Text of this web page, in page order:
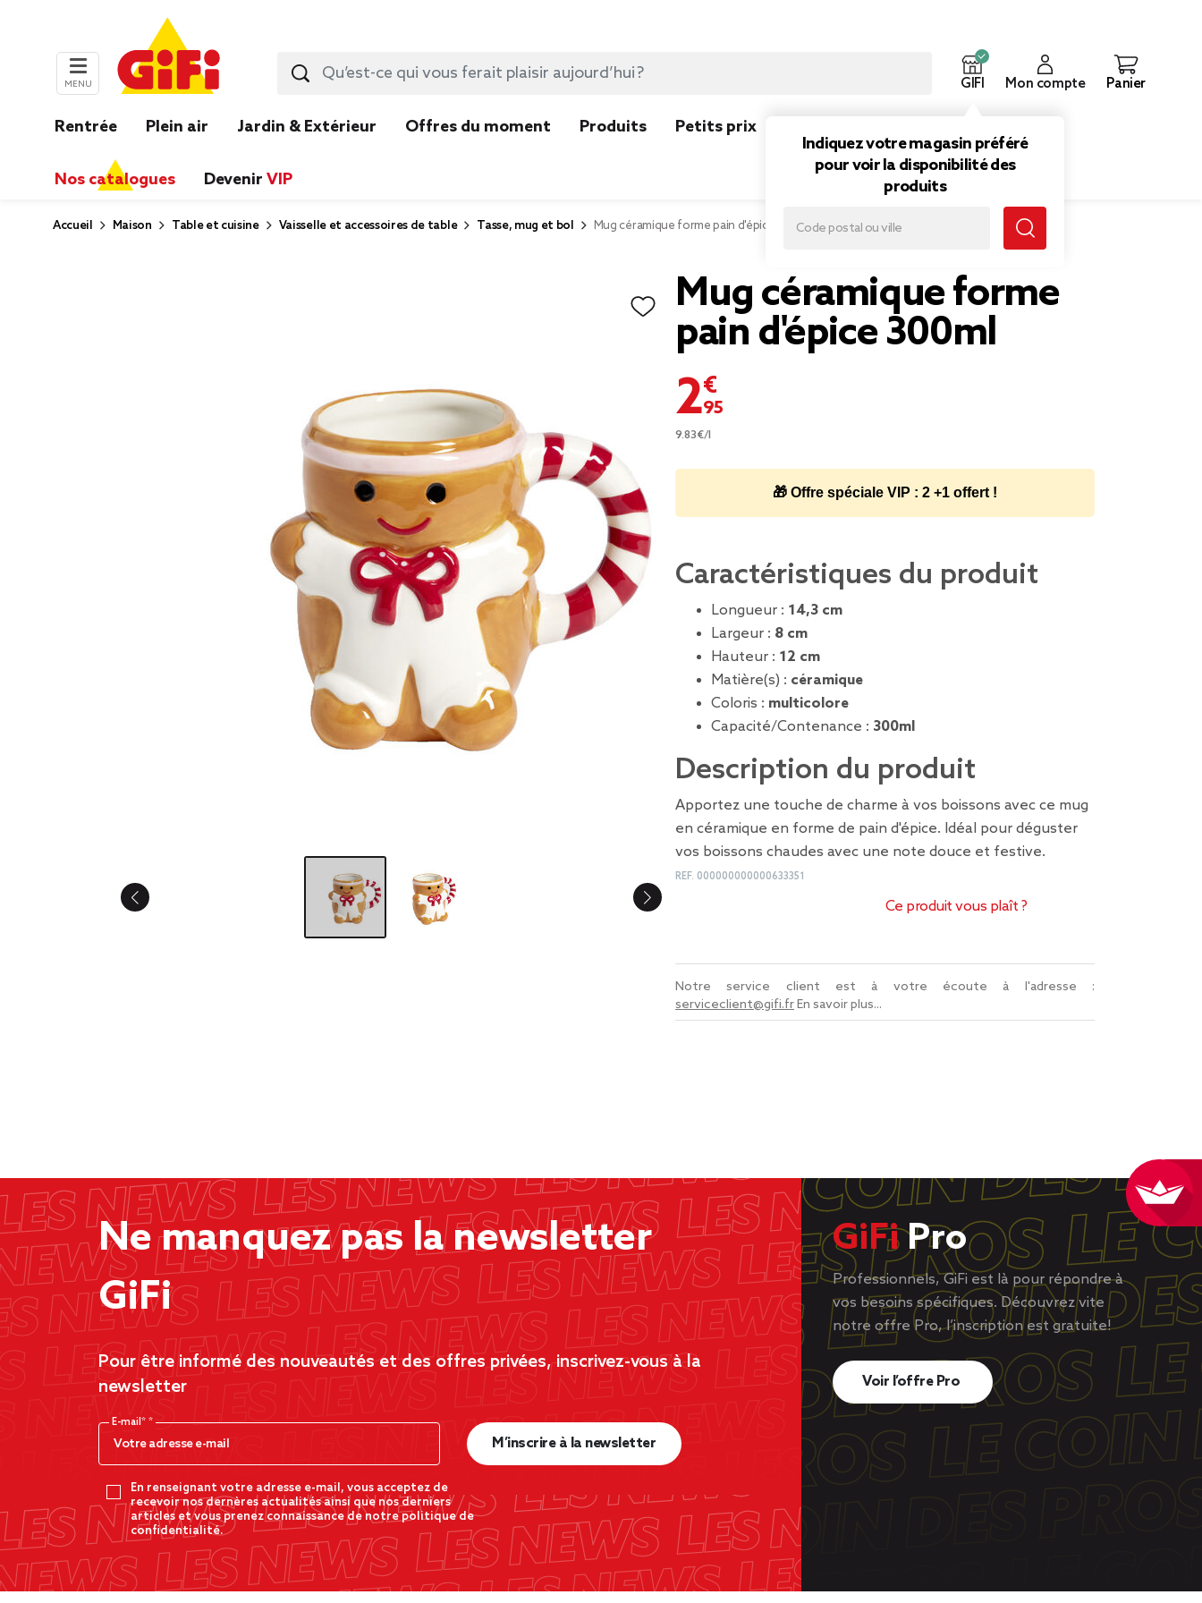
MENU GIFI
Indiquez votre magasin préféré
pour voir la disponibilité des
produits
Mon compte Panier
Rentrée Plein air Jardin & Extérieur Offres du moment Produits Petits prix
Nos catalogues Devenir VIP
Accueil Maison Table et cuisine Vaisselle et accessoires de table Tasse, mug et bol Mug céramique forme pain d'épice 300ml
Mug céramique forme
pain d'épice 300ml
2,95 €
9.83€/l
🎁 Offre spéciale VIP : 2 +1 offert !
Caractéristiques du produit
Longueur : 14,3 cm
Largeur : 8 cm
Hauteur : 12 cm
Matière(s) : céramique
Coloris : multicolore
Capacité/Contenance : 300ml
Description du produit
Apportez une touche de charme à vos boissons avec ce mug
en céramique en forme de pain d'épice. Idéal pour déguster
vos boissons chaudes avec une note douce et festive.
REF. 000000000000633351
Ce produit vous plaît ?
Notre service client est à votre écoute à l'adresse :
serviceclient@gifi.frEn savoir plus...
Ne manquez pas la newsletter
GiFi
Pour être informé des nouveautés et des offres privées, inscrivez-vous à la
newsletter
E-mail*
En renseignant votre adresse e-mail, vous acceptez de
recevoir nos dernères actualités ainsi que nos derniers
articles et vous prenez connaissance de notre politique de
confidentialité.
M’inscrire à la newsletter
GiFiPro
Professionnels, GiFi est là pour répondre à
vos besoins spécifiques. Découvrez vite
notre offre Pro, l’inscription est gratuite!
Voir l’offre Pro